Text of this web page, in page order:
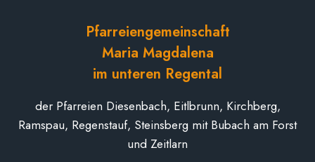
Pfarreiengemeinschaft
Maria Magdalena
im unteren Regental
der Pfarreien Diesenbach, Eitlbrunn, Kirchberg,
Ramspau, Regenstauf, Steinsberg mit Bubach am Forst
und Zeitlarn